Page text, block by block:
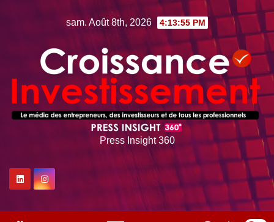
sam. Août 8th, 2026 4:13:55 PM
Press Insight 360